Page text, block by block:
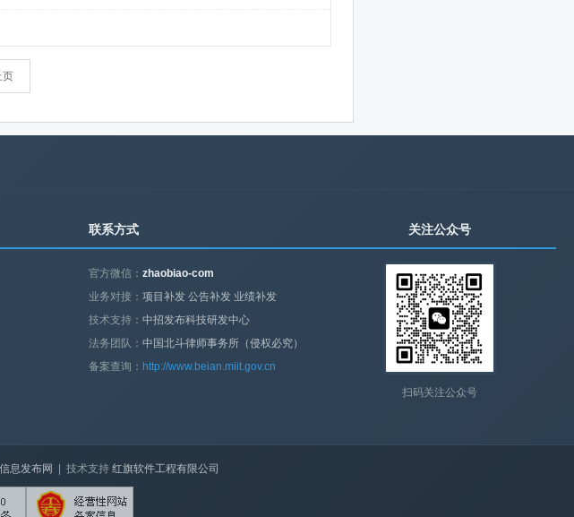
页
联系方式
官方微信：zhaobiao-com
业务对接：项目补发 公告补发 业绩补发
技术支持：中招发布科技研发中心
法务团队：中国北斗律师事务所（侵权必究）
备案查询： http://www.beian.miit.gov.cn
关注公众号
扫码关注公众号
息发布网 | 技术支持 红旗软件工程有限公司